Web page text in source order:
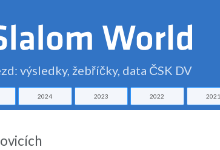
výsledky, žebříčky, data ČSK DV
2024 2023 2022 2021